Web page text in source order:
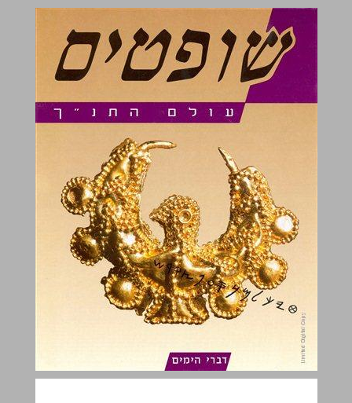
שופטים ... 0